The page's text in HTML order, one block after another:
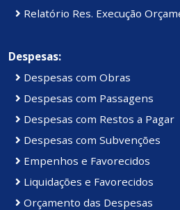
Relatório Res. Execução
Despesas:
Despesas com Obras
Despesas com Passagens
Despesas com Restos a Pagar
Despesas com Subvenções
Empenhos e Favorecidos
Liquidações e Favorecidos
Orçamento das Despesas